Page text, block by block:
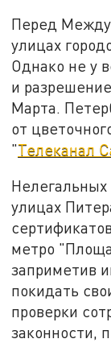
Перед
улицах
Однако не у
и
Марта.
от
"Телеканал
Нелегальных
улицах
метро
заприметив
покидать
проверки
законности,